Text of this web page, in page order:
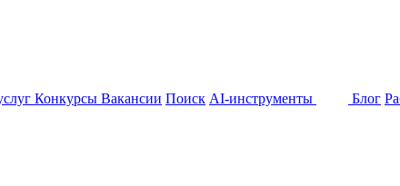
Конкурсы Вакансии Поиск AI-инструменты Блог